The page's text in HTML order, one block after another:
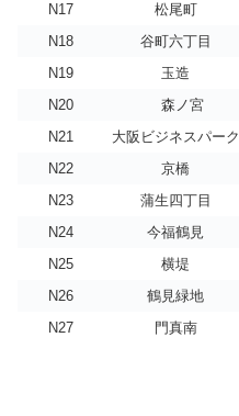
N17
松尾町
N18
谷町六丁目
N19
玉造
N20
森ノ宮
N21
大阪ビジネスパーク
N22
京橋
N23
蒲生四丁目
N24
今福鶴見
N25
横堤
N26
鶴見緑地
N27
門真南